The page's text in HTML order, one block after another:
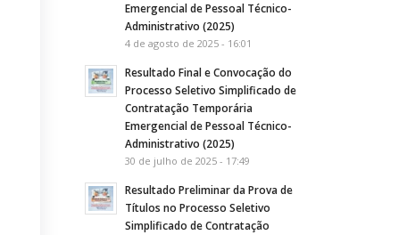
Emergencial de Pessoal Técnico-
Administrativo (2025)
4 de agosto de 2025 - 16:01
Resultado Final e Convocação do
Processo Seletivo Simplificado de
Contratação Temporária
Emergencial de Pessoal Técnico-
Administrativo (2025)
30 de julho de 2025 - 17:49
Resultado Preliminar da Prova de
Títulos no Processo Seletivo
Simplificado de Contratação